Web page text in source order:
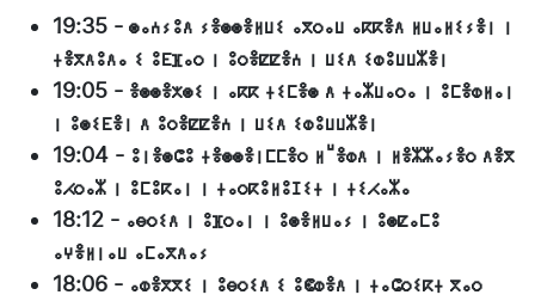
19:35 - ⵙⴰⵄⵢⵓⴷ ⵢⴻⵙⵙⴻⵍⵡⵉ ⴰⴳⵔⴰⵡ ⴰⴽⴽⴻⴷ ⵍⵡⴰⵍⵉⵢⴻⵏ ⵏ
ⵜⴻⴳⴷⵓⴷⴰ ⵉ ⵓⴹⴼⴰⵔ ⵏ ⵓⵔⴻⵇⵇⴻⵄ ⵏ ⵡⵉⴷ ⵉⵀⵓⵡⵡⵣⴻⵏ
19:05 - ⴻⵙⵙⴻⵅⵙⵉ ⵏ ⴰⴽⴽ ⵜⵉⵎⴻⵙ ⴷ ⵜⴰⵣⵡⴰⵔⴰ ⵏ ⵓⵎⴻⵀⵍⴰⵏ
ⵏ ⵓⵙⵉⴹⴻⵏ ⴷ ⵓⵔⴻⵇⵇⴻⵄ ⵏ ⵡⵉⴷ ⵉⵀⵓⵡⵡⵣⴻⵏ
19:04 - ⵓⵏⴻⵙⵛⵓ ⵜⴻⵙⵙⴻⵏⵎⵎⴻⵔ ⵍⵯⴻⵀⴷ ⵏ ⵍⴻⵣⵣⴰⵢⴻⵔ ⴷⴻⴳ
ⵓⵃⵔⴰⵣ ⵏ ⵓⵎⵓⴽⴰⵏ ⵏ ⵜⴰⵔⴽⵓⵍⵓⵊⵉⵜ ⵏ ⵜⵉⵃⴰⵣⴰ
18:12 - ⴰⴱⵔⵉⴷ ⵏ ⵓⴼⵔⴰⵏ ⵏ ⵓⵙⴻⵍⵡⴰⵢ ⵏ ⵓⵙⵇⴰⵎⵓ
ⴰⵖⴻⵍⵏⴰⵡ ⴰⵎⴰⴳⴷⴰⵢ
18:06 - ⴰⵀⴻⴳⴳⵉ ⵏ ⵓⴱⵔⵉⴷ ⵉ ⵓⵞⵀⴻⴷ ⵏ ⵜⴰⵛⵔⵉⴽⵜ ⴳⴰⵔ